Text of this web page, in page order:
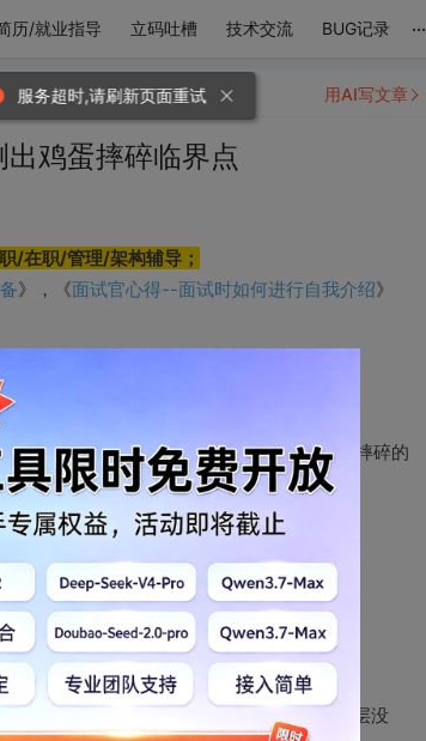
历/就业指导 立码吐槽 技术交流 BUG记录 ...
鸡蛋摔碎临界点
/在职/管理/架构辅导；
》，《面试官心得--面试时如何进行自我介绍》
没有摔碎，在第10层摔碎了，那么鸡蛋不会摔碎的
在第2层没碎，换到第3层扔.......如果第59层没
用AI写文章
服务超时,请刷新页面重试